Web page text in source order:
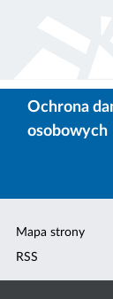
Ochrona
osobowych
Mapa strony
RSS